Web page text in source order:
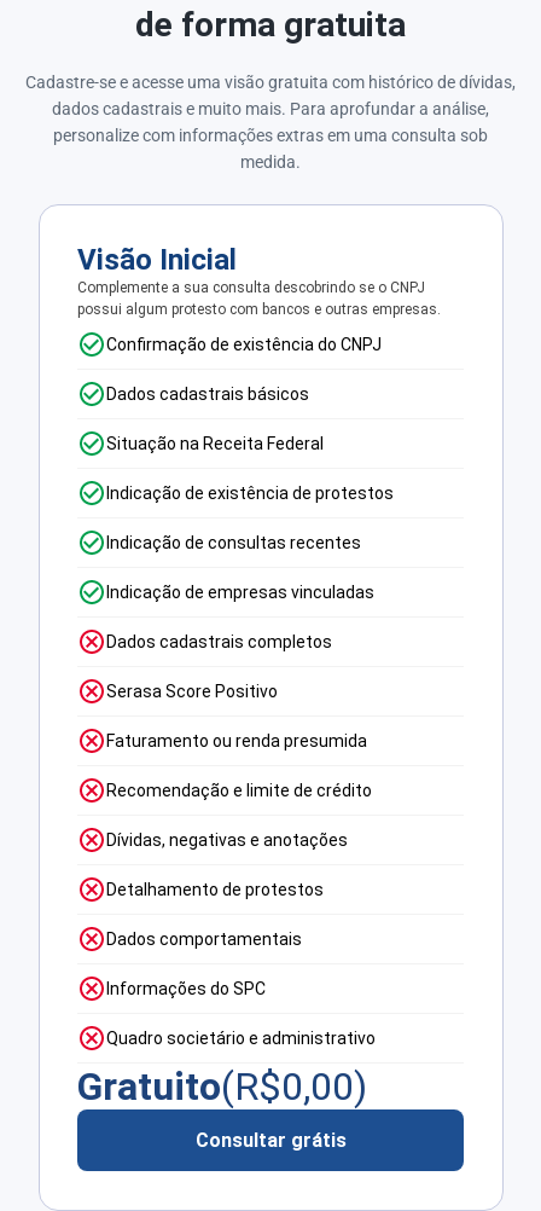
de forma gratuita
Cadastre-se e acesse uma visão gratuita com histórico de dívidas,
dados cadastrais e muito mais. Para aprofundar a análise,
personalize com informações extras em uma consulta sob
medida.
Visão Inicial
Complemente a sua consulta descobrindo se o CNPJ
possui algum protesto com bancos e outras empresas.
Confirmação de existência do CNPJ
Dados cadastrais básicos
Situação na Receita Federal
Indicação de existência de protestos
Indicação de consultas recentes
Indicação de empresas vinculadas
Dados cadastrais completos
Serasa Score Positivo
Faturamento ou renda presumida
Recomendação e limite de crédito
Dívidas, negativas e anotações
Detalhamento de protestos
Dados comportamentais
Informações do SPC
Quadro societário e administrativo
Gratuito(R$0,00)
Consultar grátis